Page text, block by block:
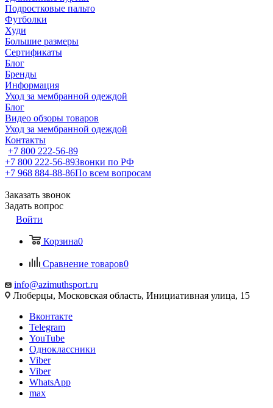
Подростковые пальто
Футболки
Худи
Большие размеры
Сертификаты
Блог
Бренды
Информация
Уход за мембранной одеждой
Блог
Видео обзоры товаров
Уход за мембранной одеждой
Контакты
+7 800 222-56-89
+7 800 222-56-89Звонки по РФ
+7 968 884-88-86По всем вопросам
Заказать звонок
Задать вопрос
Войти
Корзина0
Сравнение товаров0
info@azimuthsport.ru
Люберцы, Московская область, Инициативная улица, 15
Вконтакте
Telegram
YouTube
Одноклассники
Viber
Viber
WhatsApp
max